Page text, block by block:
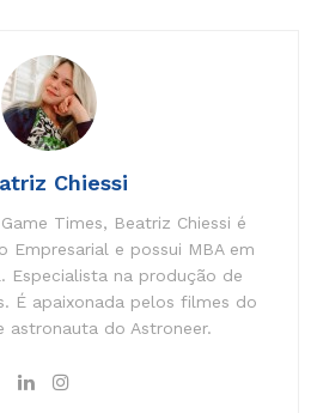
Chiessi
Times, Beatriz Chiessi é
Empresarial e possui MBA em
Especialista na produção de
É apaixonada pelos filmes do
astronauta do Astroneer.